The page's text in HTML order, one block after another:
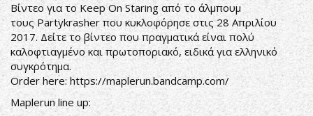
Βίντεο για το Keep On Staring από το άλμπουμ
τους Partykrasher που κυκλοφόρησε στις 28 Απριλίου
2017. Δείτε το βίντεο που πραγματικά είναι πολύ
καλοφτιαγμένο και πρωτοποριακό, ειδικά για ελληνικό
συγκρότημα.
Order here: https://maplerun.bandcamp.com/
Maplerun line up: